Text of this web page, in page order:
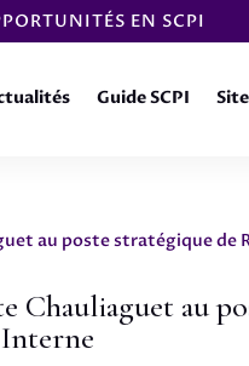
EN SCPI
Guide SCPI
Chauliaguet au